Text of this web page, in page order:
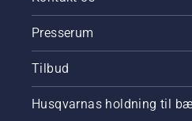
Presserum
Tilbud
Husqvarnas holdning til